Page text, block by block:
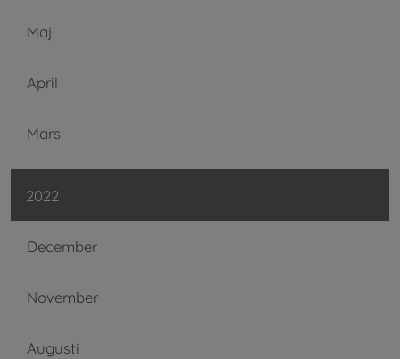
Maj
April
Mars
2022
December
November
Augusti